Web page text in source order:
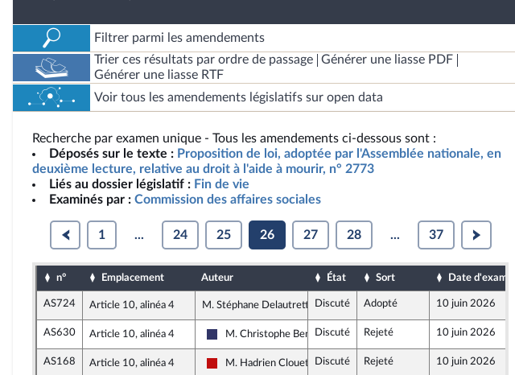
Filtrer parmi les amendements
Trier ces résultats par ordre de passage
Générer une liasse PDF
Générer une liasse RTF
Voir tous les amendements législatifs sur open data
Recherche par examen unique - Tous les amendements ci-dessous sont :
Déposés sur le texte : Proposition de loi, adoptée par l'Assemblée nationale, en
deuxième lecture, relative au droit à l'aide à mourir, n° 2773
Liés au dossier législatif : Fin de vie
Examinés par : Commission des affaires sociales
1 ... 24 25 26 27 28 ... 37
n° Emplacement Auteur État Sort Date d'examen
AS724 Article 10, alinéa 4 M. Stéphane Delautrette, rapporteur
Discuté Adopté 10 juin 2026
AS630 Article 10, alinéa 4
Rassemblement National
M. Christophe BentzDiscuté Rejeté 10 juin 2026
AS168 Article 10, alinéa 4
La France insoumise - Nouveau Front Populaire
M. Hadrien Clouet Discuté Rejeté 10 juin 2026